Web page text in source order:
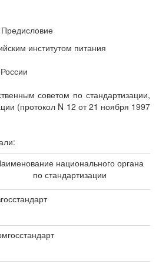
Предисловие
институтом питания
советом по стандартизации,
(протокол N 12 от 21 ноября 1997
национального органа
по стандартизации